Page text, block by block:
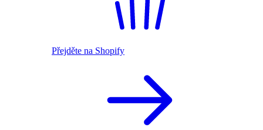
Přejděte na Shopify